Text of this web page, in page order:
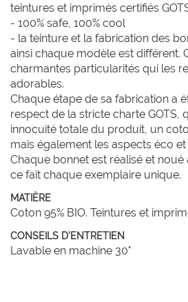
teintures et imprimés certifiés
- 100% safe, 100% cool
- la teinture et la fabrication des
ainsi chaque modèle est différent.
charmantes particularités qui les
adorables.
Chaque étape de sa fabrication a
respect de la stricte charte GOTS,
innocuité totale du produit, un
mais également les aspects éco
Chaque bonnet est réalisé et
ce fait chaque exemplaire unique.
MATIÈRE
Coton 95% BIO. Teintures et
CONSEILS D'ENTRETIEN
Lavable en machine 30°